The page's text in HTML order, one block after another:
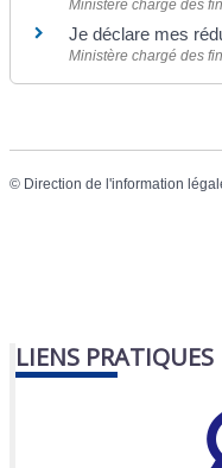
Ministère chargé des
Je déclare mes
Ministère chargé des
© Direction de l'information
LIENS PRATIQUES